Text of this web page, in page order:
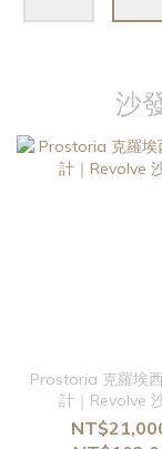
沙
Prostoria 克羅埃
計｜Revolve